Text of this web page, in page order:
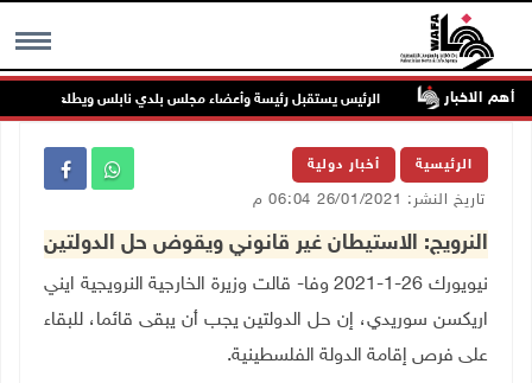
MENU أهم الاخبار
جنين الرئيس يستقبل رئيسة وأعضاء مجلس بلدي نابلس ويطلع على خطط
الرئيسية أخبار دولية
تاريخ النشر: 26/01/2021 06:04 م
النرويج: الاستيطان غير قانوني ويقوض حل الدولتين
نيويورك 26-1-2021 وفا- قالت وزيرة الخارجية النرويجية ايني
اريكسن سوريدي، إن حل الدولتين يجب أن يبقى قائما، للبقاء
على فرص إقامة الدولة الفلسطينية.